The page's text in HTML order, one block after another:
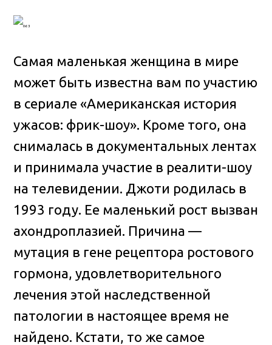
Самая маленькая женщина в мире
может быть известна вам по участию
в сериале «Американская история
ужасов: фрик-шоу». Кроме того, она
снималась в документальных лентах
и принимала участие в реалити-шоу
на телевидении. Джоти родилась в
1993 году. Ее маленький рост вызван
ахондроплазией. Причина —
мутация в гене рецептора ростового
гормона, удовлетворительного
лечения этой наследственной
патологии в настоящее время не
найдено. Кстати, то же самое